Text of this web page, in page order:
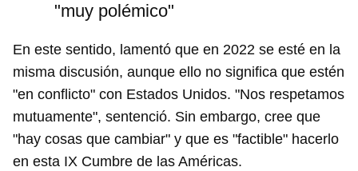
"muy polémico"
En este sentido, lamentó que en 2022 se esté en la
misma discusión, aunque ello no significa que estén
"en conflicto" con Estados Unidos. "Nos respetamos
mutuamente", sentenció. Sin embargo, cree que
"hay cosas que cambiar" y que es "factible" hacerlo
en esta IX Cumbre de las Américas.